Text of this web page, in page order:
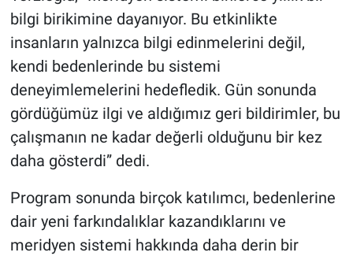
bilgi birikimine dayanıyor. Bu etkinlikte
insanların yalnızca bilgi edinmelerini değil,
kendi bedenlerinde bu sistemi
deneyimlemelerini hedefledik. Gün sonunda
gördüğümüz ilgi ve aldığımız geri bildirimler, bu
çalışmanın ne kadar değerli olduğunu bir kez
daha gösterdi” dedi.
Program sonunda birçok katılımcı, bedenlerine
dair yeni farkındalıklar kazandıklarını ve
meridyen sistemi hakkında daha derin bir